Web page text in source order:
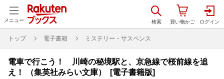
メニュー
トップ 電子書籍 ミステリー・サスペンス
電車で行こう！ 川崎の秘境駅と、京急線で桜前線を追
え！ （集英社みらい文庫） [電子書籍版]